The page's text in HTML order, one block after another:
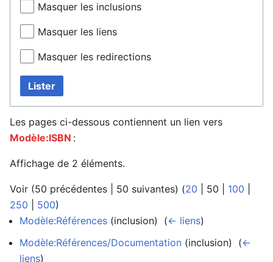
Masquer les inclusions
Masquer les liens
Masquer les redirections
Lister
Les pages ci-dessous contiennent un lien vers
Modèle:ISBN :
Affichage de 2 éléments.
Voir (50 précédentes 50 suivantes) (20 50 100
250
500)
Modèle:Références (inclusion) ‎ (← liens)
Modèle:Références/Documentation (inclusion) ‎ (←
liens)